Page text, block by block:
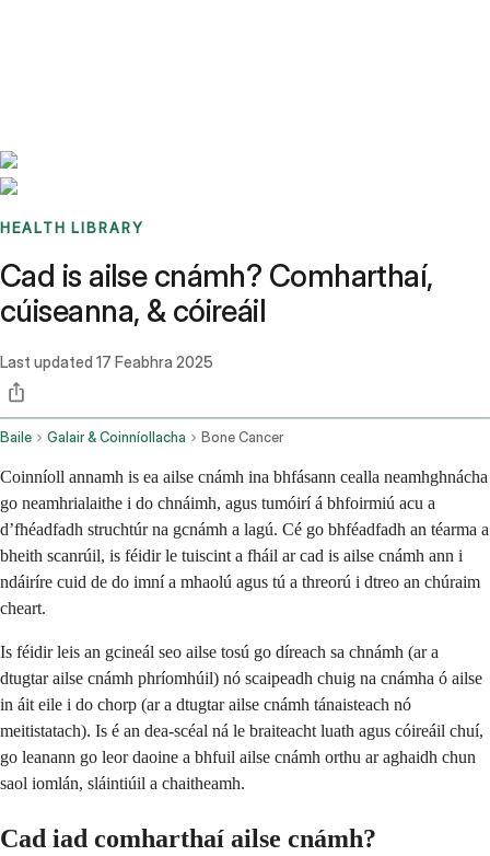
HEALTH LIBRARY
Cad is ailse cnámh? Comharthaí,
cúiseanna, & cóireáil
Last updated 17 Feabhra 2025
Baile Galair & Coinníollacha Bone Cancer
Coinníoll annamh is ea ailse cnámh ina bhfásann cealla neamhghnácha
go neamhrialaithe i do chnáimh, agus tumóirí á bhfoirmiú acu a
d’fhéadfadh struchtúr na gcnámh a lagú. Cé go bhféadfadh an téarma a
bheith scanrúil, is féidir le tuiscint a fháil ar cad is ailse cnámh ann i
ndáiríre cuid de do imní a mhaolú agus tú a threorú i dtreo an chúraim
cheart.
Is féidir leis an gcineál seo ailse tosú go díreach sa chnámh (ar a
dtugtar ailse cnámh phríomhúil) nó scaipeadh chuig na cnámha ó ailse
in áit eile i do chorp (ar a dtugtar ailse cnámh tánaisteach nó
meitistatach). Is é an dea-scéal ná le braiteacht luath agus cóireáil chuí,
go leanann go leor daoine a bhfuil ailse cnámh orthu ar aghaidh chun
saol iomlán, sláintiúil a chaitheamh.
Cad iad comharthaí ailse cnámh?